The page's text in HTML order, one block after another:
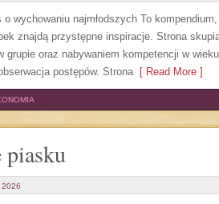
wychowaniu najmłodszych To
znajdą przystępne inspiracje. Strona
grupie oraz nabywaniem kompetencji w
postępów. Strona[ Read More ]
piasku
2026